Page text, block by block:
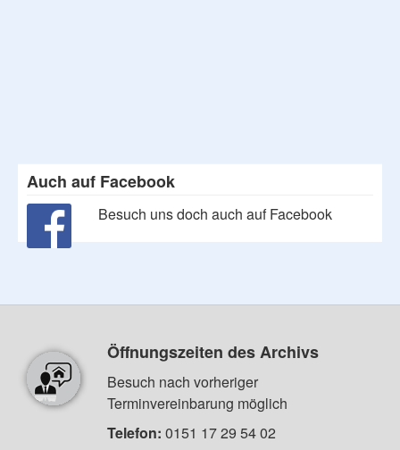
Auch auf Facebook
Besuch uns doch auch auf Facebook
Öffnungszeiten des Archivs
Besuch nach vorheriger
Terminvereinbarung möglich
Telefon: 0151 17 29 54 02